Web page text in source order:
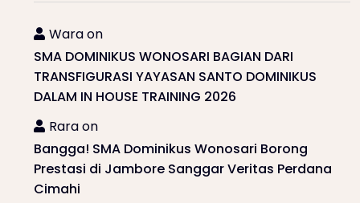
Waraon
SMA DOMINIKUS WONOSARI BAGIAN DARI
TRANSFIGURASI YAYASAN SANTO DOMINIKUS
DALAM IN HOUSE TRAINING 2026
Raraon
Bangga! SMA Dominikus Wonosari Borong
Prestasi di Jambore Sanggar Veritas Perdana
Cimahi